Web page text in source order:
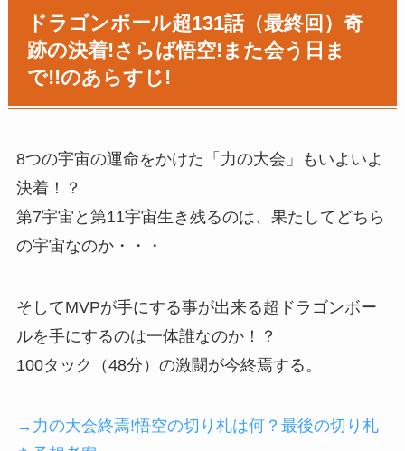
ドラゴンボール超131話（最終回）奇
跡の決着!さらば悟空!また会う日ま
で!!のあらすじ!
8つの宇宙の運命をかけた「力の大会」もいよいよ
決着！？
第7宇宙と第11宇宙生き残るのは、果たしてどちら
の宇宙なのか・・・
そしてMVPが手にする事が出来る超ドラゴンボー
ルを手にするのは一体誰なのか！？
100タック（48分）の激闘が今終焉する。
→力の大会終焉!悟空の切り札は何？最後の切り札